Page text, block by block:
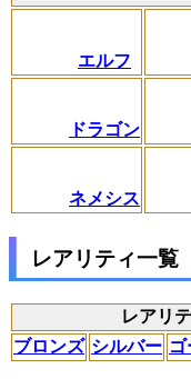
エルフ
ドラゴン
ネメシス
レアリティ一覧
レアリ
ブロンズ シルバー